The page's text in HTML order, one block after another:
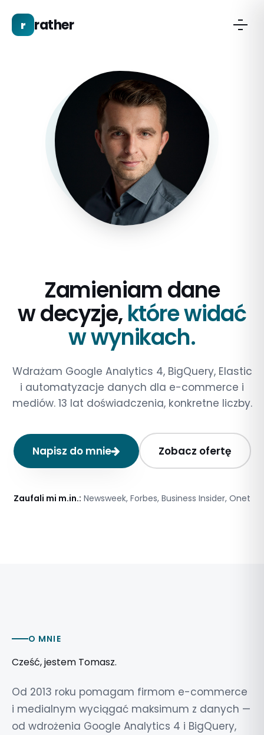
r rather
Zamieniam dane
w decyzje,które widać
w wynikach.
Wdrażam Google Analytics 4, BigQuery, Elastic
i automatyzacje danych dla e-commerce i
mediów. 13 lat doświadczenia, konkretne liczby.
Napisz do mnie Zobacz ofertę
Zaufali mi m.in.: Newsweek, Forbes, Business Insider, Onet
O MNIE
Cześć, jestem Tomasz.
Od 2013 roku pomagam firmom e-commerce
i medialnym wyciągać maksimum z danych —
od wdrożenia Google Analytics 4 i BigQuery,